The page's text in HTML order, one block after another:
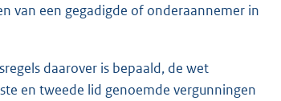
van een gegadigde of onderaannemer in
daarover is bepaald, de wet
en tweede lid genoemde vergunningen